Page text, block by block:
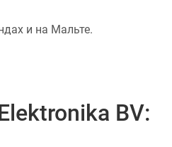
и на Мальте.
BV: